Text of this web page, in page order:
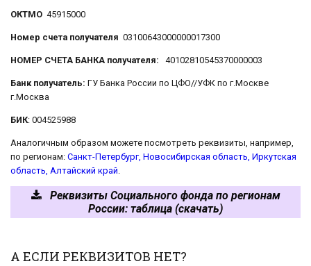
ОКТМО 45915000
Номер счета получателя 03100643000000017300
НОМЕР СЧЕТА БАНКА получателя: 40102810545370000003
Банк получатель: ГУ Банка России по ЦФО//УФК по г.Москве
г.Москва
БИК: 004525988
Аналогичным образом можете посмотреть реквизиты, например,
по регионам: Санкт-Петербург, Новосибирская область, Иркутская
область, Алтайский край
Реквизиты Социального фонда по регионам
России: таблица (скачать)
А ЕСЛИ РЕКВИЗИТОВ НЕТ?